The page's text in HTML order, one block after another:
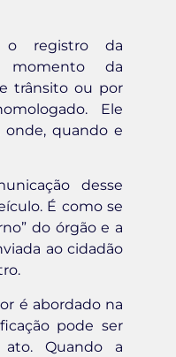
registro da
momento da
trânsito ou por
Ele
quando e
desse
É como se
do órgão e a
ao cidadão
é abordado na
pode ser
ato. Quando a